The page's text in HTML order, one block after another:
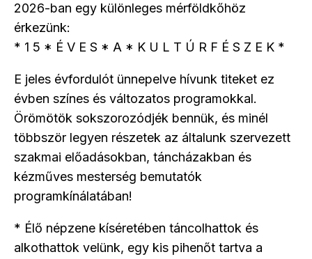
2026-ban egy különleges mérföldkőhöz
érkezünk:
* 1 5 * É V E S * A * K U L T Ú R F É S Z E K *
E jeles évfordulót ünnepelve hívunk titeket ez
évben színes és változatos programokkal.
Örömötök sokszorozódjék bennük, és minél
többször legyen részetek az általunk szervezett
szakmai előadásokban, táncházakban és
kézműves mesterség bemutatók
programkínálatában!
* Élő népzene kíséretében táncolhattok és
alkothattok velünk, egy kis pihenőt tartva a